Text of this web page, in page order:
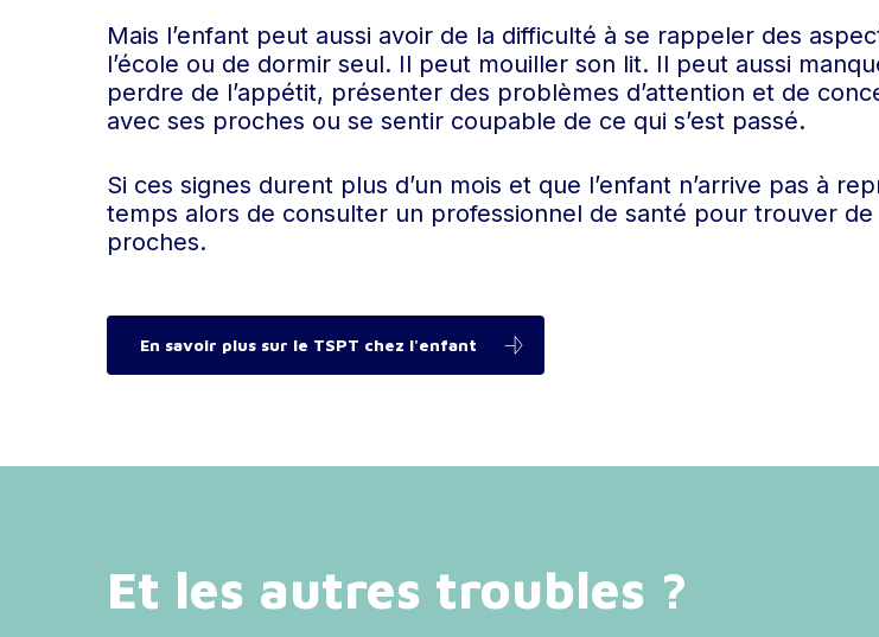
Mais l’enfant peut aussi avoir de la difficulté à se rappeler des
l’école ou de dormir seul. Il peut mouiller son lit. Il peut aussi
perdre de l’appétit, présenter des problèmes d’attention et de
avec ses proches ou se sentir coupable de ce qui s’est passé.
Si ces signes durent plus d’un mois et que l’enfant n’arrive pas à
temps alors de consulter un professionnel de santé pour trouver
proches.
En savoir plus sur le TSPT chez l'enfant
Et les autres troubles ?